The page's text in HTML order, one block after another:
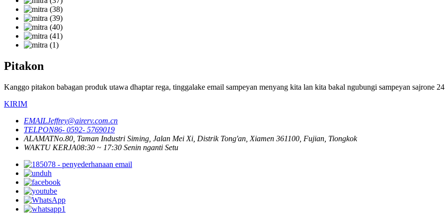
Pitakon
Kanggo pitakon babagan produk utawa dhaptar rega, tinggalake email sampeyan menyang kita lan kita bakal ngubungi sampeyan sajrone
KIRIM
EMAILJeffrey@airerv.com.cn
TELPON86- 0592- 5769019
ALAMATNo.80, Taman Industri Siming, Jalan Mei Xi, Distrik Tong'an, Xiamen 361100, Fujian, Tiongkok
WAKTU KERJA08:30 ~ 17:30 Senin nganti Setu